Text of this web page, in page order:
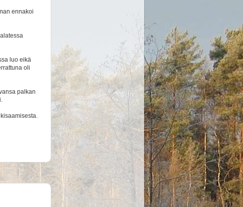
ennakoi
luo eikä
oli
palkan